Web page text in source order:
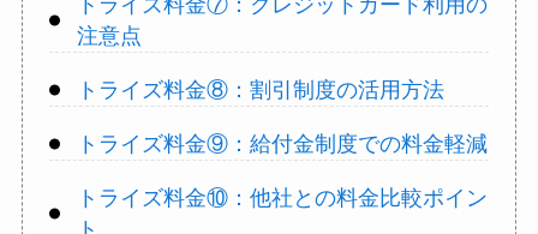
トライズ料金⑦：クレジットカード利用の
注意点
トライズ料金⑧：割引制度の活用方法
トライズ料金⑨：給付金制度での料金軽減
トライズ料金⑩：他社との料金比較ポイン
ト